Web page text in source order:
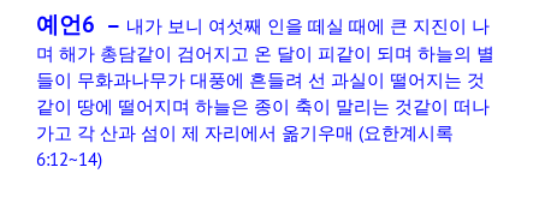
예언6 – 내가 보니 여섯째 인을 떼실 때에 큰 지진이 나
며 해가 총담같이 검어지고 온 달이 피같이 되며 하늘의 별
들이 무화과나무가 대풍에 흔들려 선 과실이 떨어지는 것
같이 땅에 떨어지며 하늘은 종이 축이 말리는 것같이 떠나
가고 각 산과 섬이 제 자리에서 옮기우매 (요한계시록
6:12~14)